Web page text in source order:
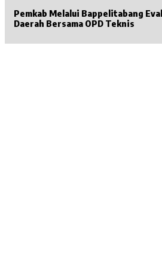
Pemkab Melalui Bappelitabang
Daerah Bersama OPD Teknis